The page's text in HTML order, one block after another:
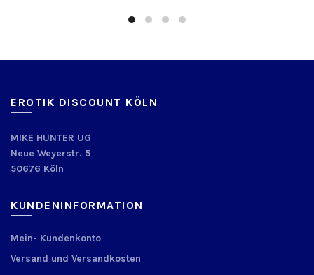
EROTIK DISCOUNT KÖLN
MIKE HUNTER UG
Neue Weyerstr. 5
50676 Köln
KUNDENINFORMATION
Mein- Kundenkonto
Versand und Versandkosten